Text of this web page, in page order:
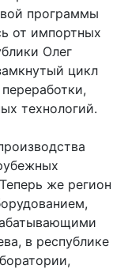
программы
от импортных
Олег
цикл
технологий.
же регион
в республике